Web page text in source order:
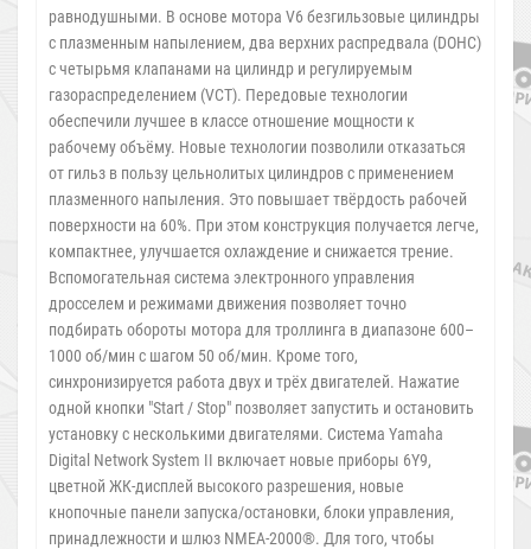
равнодушными. В основе мотора V6 безгильзовые цилиндры
с плазменным напылением, два верхних распредвала (DOHC)
с четырьмя клапанами на цилиндр и регулируемым
газораспределением (VCT). Передовые технологии
обеспечили лучшее в классе отношение мощности к
рабочему объёму. Новые технологии позволили отказаться
от гильз в пользу цельнолитых цилиндров с применением
плазменного напыления. Это повышает твёрдость рабочей
поверхности на 60%. При этом конструкция получается легче,
компактнее, улучшается охлаждение и снижается трение.
Вспомогательная система электронного управления
дросселем и режимами движения позволяет точно
подбирать обороты мотора для троллинга в диапазоне 600–
1000 об/мин с шагом 50 об/мин. Кроме того,
синхронизируется работа двух и трёх двигателей. Нажатие
одной кнопки "Start / Stop" позволяет запустить и остановить
установку с несколькими двигателями. Система Yamaha
Digital Network System II включает новые приборы 6Y9,
цветной ЖК-дисплей высокого разрешения, новые
кнопочные панели запуска/остановки, блоки управления,
принадлежности и шлюз NMEA-2000®. Для того, чтобы